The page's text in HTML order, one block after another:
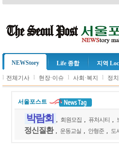
NEWStory Life 종합 지역
l 전체기사 l 현장·이슈 l 사회·복지 l 정치
서울포스트
박람회 회원모집 퓨처시티
정신질환 운동교실 안형준 도